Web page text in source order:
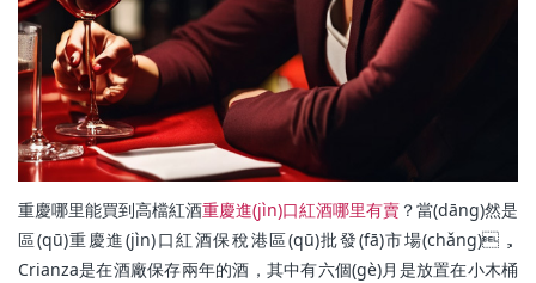
重慶哪里能買到高檔紅酒重慶進(jìn)口紅酒哪里有賣 ？當(dāng)然是
區(qū)重慶進(jìn)口紅酒保稅港區(qū)批發(fā)市場(chǎng)，
Crianza是在酒廠保存兩年的酒，其中有六個(gè)月是放置在小木桶